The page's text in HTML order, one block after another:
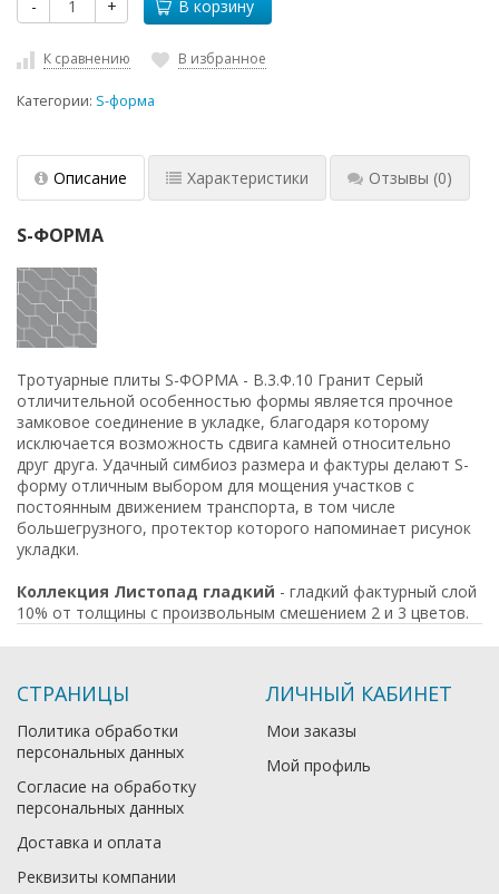
- + В корзину
К сравнению В избранное
Категории: S-форма
Описание Характеристики Отзывы (0)
S-ФОРМА
Тротуарные плиты S-ФОРМА - В.3.Ф.10 Гранит Серый
отличительной особенностью формы является прочное
замковое соединение в укладке, благодаря которому
исключается возможность сдвига камней относительно
друг друга. Удачный симбиоз размера и фактуры делают S-
форму отличным выбором для мощения участков с
постоянным движением транспорта, в том числе
большегрузного, протектор которого напоминает рисунок
укладки.
Коллекция Листопад гладкий - гладкий фактурный слой
10% от толщины с произвольным смешением 2 и 3 цветов.
СТРАНИЦЫ
Политика обработки
персональных данных
Согласие на обработку
персональных данных
Доставка и оплата
Реквизиты компании
ЛИЧНЫЙ КАБИНЕТ
Мои заказы
Мой профиль